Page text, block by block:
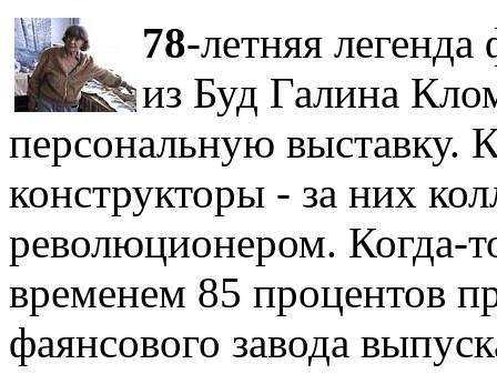
78-летняя
из Буд Галина
персональную выставку.
конструкторы - за них
революционером. Когда-
временем 85 процентов
фаянсового завода